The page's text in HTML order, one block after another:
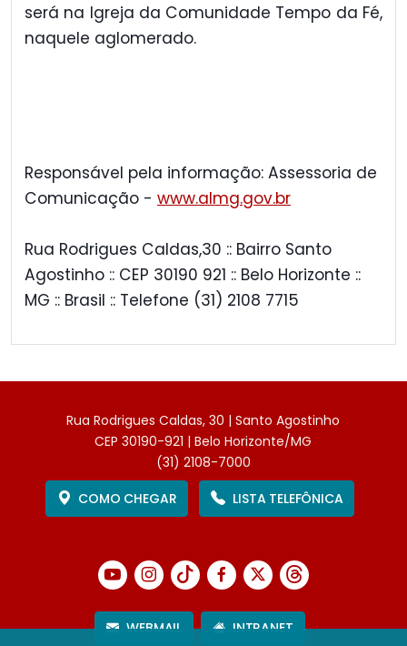
será na Igreja da Comunidade Tempo da Fé,
naquele aglomerado.
Responsável pela informação: Assessoria de
Comunicação - www.almg.gov.br
Rua Rodrigues Caldas,30 :: Bairro Santo
Agostinho :: CEP 30190 921 :: Belo Horizonte ::
MG :: Brasil :: Telefone (31) 2108 7715
Rua Rodrigues Caldas, 30 | Santo Agostinho
CEP 30190-921 | Belo Horizonte/MG
(31) 2108-7000
COMO CHEGAR
LISTA TELEFÔNICA
WEBMAIL INTRANET